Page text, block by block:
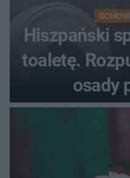
Hiszpański
toaletę.
osady